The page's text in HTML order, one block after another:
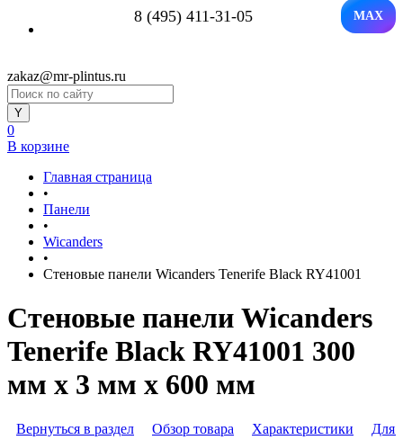
8 (495) 411-31-05 MAX
zakaz@mr-plintus.ru
0
В корзине
Главная страница
•
Панели
•
Wicanders
•
Стеновые панели Wicanders Tenerife Black RY41001
Стеновые панели Wicanders
Tenerife Black RY41001 300
мм х 3 мм х 600 мм
Вернуться в раздел Обзор товара Характеристики
Для